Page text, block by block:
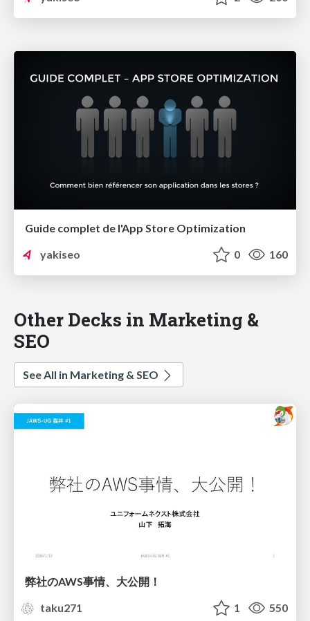
Guide complet de l'App Store Optimization
yakiseo
0 160
Other Decks in Marketing &
SEO
See All in Marketing & SEO
弊社のAWS事情、大公開！
taku271
1 550